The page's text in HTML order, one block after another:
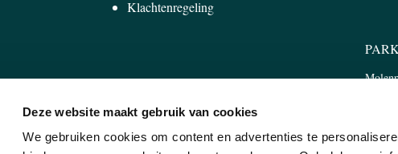
Deze website maakt gebruik van cookies
We gebruiken cookies om content en advertenties te
Klachtenregeling